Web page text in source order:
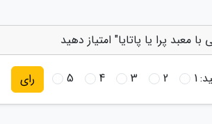
با معبد پرا یا پاتایا" امتیاز دهید
1
2
3
4
5 رای